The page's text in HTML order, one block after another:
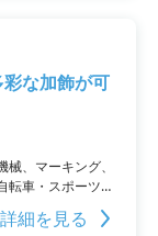
な加飾が可
、マーキング、
転車・スポーツ用
成される加飾技
体感を実現し、多
細を見る